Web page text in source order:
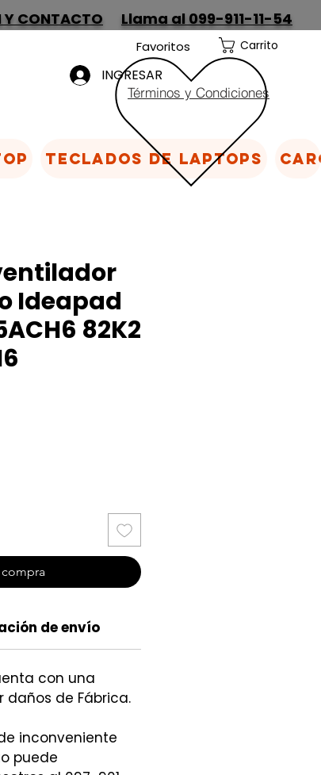
Y CONTACTO Llama al 099-911-11-54
Favoritos Carrito
Términos y Condiciones
INGRESAR
Ideapad
82K2
compra
de envío
con una
daños de Fábrica.
inconveniente
puede
Teclados de laptops